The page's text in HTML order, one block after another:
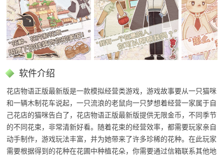
软件介绍
花店物语正版最新版是一款模拟经营类游戏，游戏故事要从一只猫咪
和一辆木制花车说起，一只流浪的老鼠向一只梦想着经营一家属于自
己花店的猫咪告白了，花店物语正版最新版提供无限金币，不同季节
的不同花束，非常清新好看。随着花束的经营效率，都需要玩家亲自
动手制作，游戏玩法丰富，并为她带来了许多珍稀的花种。在此玩家
需要根据得到的花种在花圃中种植花朵，你需要通过信箱联系其他地